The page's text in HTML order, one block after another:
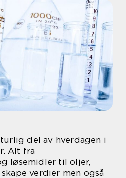
del av hverdagen i
Alt fra
løsemidler til oljer,
verdier men også